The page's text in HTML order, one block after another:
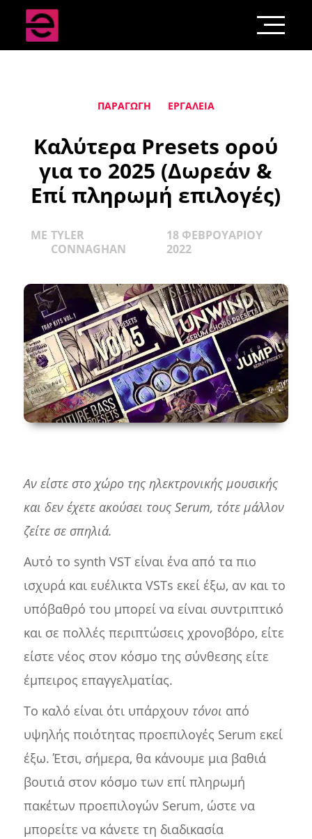
ΠΑΡΑΓΩΓΉ ΕΡΓΑΛΕΊΑ
Καλύτερα Presets ορού
για το 2025 (Δωρεάν &
Επί πληρωμή επιλογές)
ΜΕ TYLER
CONNAGHAN
18 ΦΕΒΡΟΥΑΡΊΟΥ
2022
Αν είστε στο χώρο της ηλεκτρονικής μουσικής
και δεν έχετε ακούσει τους Serum, τότε μάλλον
ζείτε σε σπηλιά.
Αυτό το synth VST είναι ένα από τα πιο
ισχυρά και ευέλικτα VSTs εκεί έξω, αν και το
υπόβαθρό του μπορεί να είναι συντριπτικό
και σε πολλές περιπτώσεις χρονοβόρο, είτε
είστε νέος στον κόσμο της σύνθεσης είτε
έμπειρος επαγγελματίας.
Το καλό είναι ότι υπάρχουν τόνοι από
υψηλής ποιότητας προεπιλογές Serum εκεί
έξω. Έτσι, σήμερα, θα κάνουμε μια βαθιά
βουτιά στον κόσμο των επί πληρωμή
πακέτων προεπιλογών Serum, ώστε να
μπορείτε να κάνετε τη διαδικασία